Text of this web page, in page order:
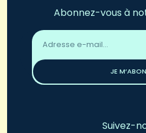
Abonnez-vous à
Adresse
email
JE
Suivez-